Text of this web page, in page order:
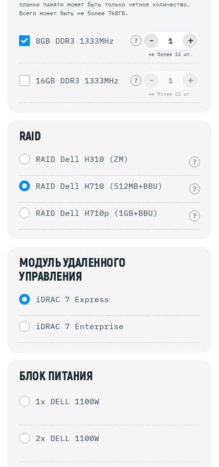
планки памяти может быть только четное количество.
Всего может быть не более 768ГБ.
8GB DDR3 1333MHz ?
не более 12 шт.
+
-
16GB DDR3 1333MHz ?
не более 12 шт.
+
-
RAID
RAID Dell H310 (ZM) ?
RAID Dell H710 (512MB+BBU) ?
RAID Dell H710p (1GB+BBU) ?
МОДУЛЬ УДАЛЕННОГО
УПРАВЛЕНИЯ
iDRAC 7 Express
iDRAC 7 Enterprise
БЛОК ПИТАНИЯ
1x DELL 1100W
2x DELL 1100W